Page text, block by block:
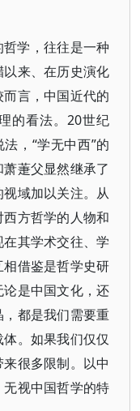
学，往往是一种
来、在历史演化
言，中国近代的
的看法。20世纪
，“学无中西”的
萐父显然继承了
域加以关注。从
方哲学的人物和
其学术交往、学
借鉴是哲学史研
是中国文化，还
都是我们需要重
。如果我们仅仅
很多限制。以中
视中国哲学的特